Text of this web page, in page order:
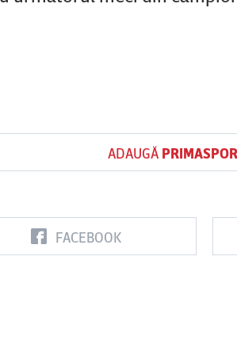
ADAUGĂ
FACEBOOK